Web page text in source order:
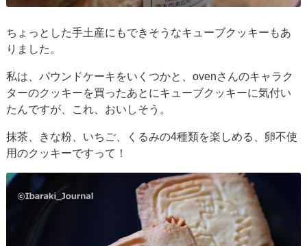
ちょっとした手土産にもできそうなキューブクッキーもあ
りました。
私は、パウンドケーキをいくつかと、ovenさんのキャラク
ターのクッキーを買ったあとにキューブクッキーに気付い
たんですが、これ、おいしそう。
抹茶、きな粉、いちご、くるみの4種類を楽しめる、卵不使
用のクッキーですって！